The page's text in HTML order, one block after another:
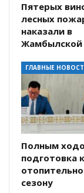
Пятерых
лесных
наказали в
Жамбылской
ГЛАВНЫЕ
Полным
подготовка к
сезону